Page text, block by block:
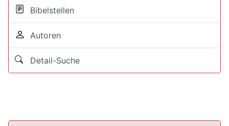
Bibelstellen
Autoren
Detail-Suche